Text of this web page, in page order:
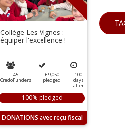
Collège Les Vignes :
équiper l'excellence !
45
CredoFunders
€ 9,050
pledged
100
days
after
100% pledged
DONATIONS